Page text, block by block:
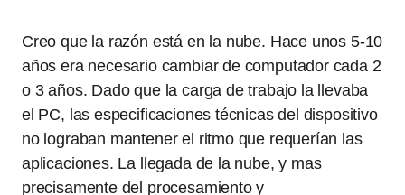
Creo que la razón está en la nube. Hace unos 5-10
años era necesario cambiar de computador cada 2
o 3 años. Dado que la carga de trabajo la llevaba
el PC, las especificaciones técnicas del dispositivo
no lograban mantener el ritmo que requerían las
aplicaciones. La llegada de la nube, y mas
precisamente del procesamiento y